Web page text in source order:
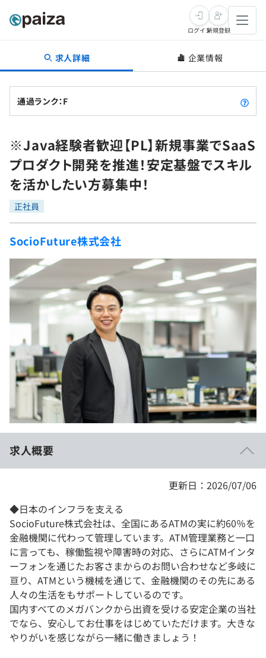
転職・キャリア
転職成功ガイド
転職エージェント
インタビュー
転職成功ガイド
新卒就活
求人検索
本選考
インターン
新卒エージェント
イベント・セミナー
インタビュー
就活成功ガイド
学習
問題集
4択課題
ナレッジ
リファレンス
プラン
個人向けプラン
法人向けプラン
学校向けプラン
契約内容・クーポン
プログラミング言語
評価結果一覧
再チャレンジ結果一覧
ゲーム・マンガ
Tech Team Journal
paiza times
paizaとは？
ログイン新規登録
求人詳細 企業情報
通過ランク：F
※Java経験者歓迎【PL】新規事業でSaaS
プロダクト開発を推進！安定基盤でスキル
を活かしたい方募集中！
正社員
SocioFuture株式会社
求人概要
更新日：2026/07/06
◆日本のインフラを支える
SocioFuture株式会社は、全国にあるATMの実に約60％を
金融機関に代わって管理しています。ATM管理業務と一口
に言っても、稼働監視や障害時の対応、さらにATMインタ
ーフォンを通じたお客さまからのお問い合わせなど多岐に
亘り、ATMという機械を通じて、金融機関のその先にある
人々の生活をもサポートしているのです。
国内すべてのメガバンクから出資を受ける安定企業の当社
でなら、安心してお仕事をはじめていただけます。大きな
やりがいを感じながら一緒に働きましょう！